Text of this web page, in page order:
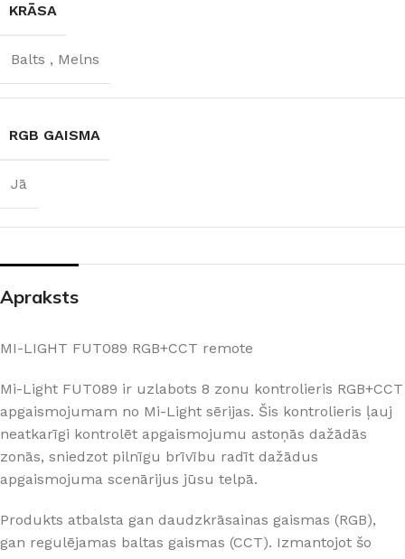
KRĀSA
Balts , Melns
RGB GAISMA
Jā
Apraksts
MI-LIGHT FUT089 RGB+CCT remote
Mi-Light FUT089 ir uzlabots 8 zonu kontrolieris RGB+CCT
apgaismojumam no Mi-Light sērijas. Šis kontrolieris ļauj
neatkarīgi kontrolēt apgaismojumu astoņās dažādās
zonās, sniedzot pilnīgu brīvību radīt dažādus
apgaismojuma scenārijus jūsu telpā.
Produkts atbalsta gan daudzkrāsainas gaismas (RGB),
gan regulējamas baltas gaismas (CCT). Izmantojot šo